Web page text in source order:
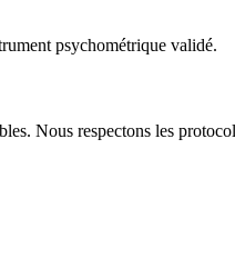
psychométrique validé.
Nous respectons les